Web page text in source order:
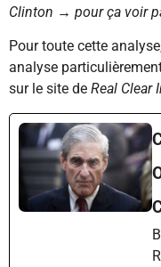
Clinton → pour ça voir
Pour toute cette
analyse
sur le site de Real Clear